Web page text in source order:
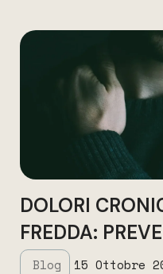
Blog 15 Ottobre
DOLORI
FREDDA:
SUPPORTO